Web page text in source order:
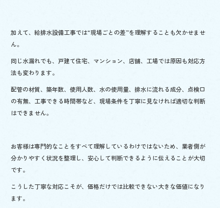
加えて、給排水設備工事では“現場ごとの差”を理解することも欠かせませ
ん。
同じ水漏れでも、戸建て住宅、マンション、店舗、工場では原因も対応方
法も変わります。
配管の材質、築年数、使用人数、水の使用量、排水に流れる成分、点検口
の有無、工事できる時間帯など、現場条件を丁寧に見なければ適切な判断
はできません。
お客様は専門的なことをすべて理解しているわけではないため、業者側が
分かりやすく状況を整理し、安心して判断できるように伝えることが大切
です。
こうした丁寧な対応こそが、価格だけでは比較できない大きな価値になり
ます。